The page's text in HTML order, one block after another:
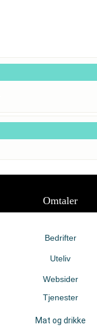
Omtaler
Bedrifter
Uteliv
Websider
Tjenester
Mat og drikke